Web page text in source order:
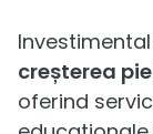
creșterea
oferind